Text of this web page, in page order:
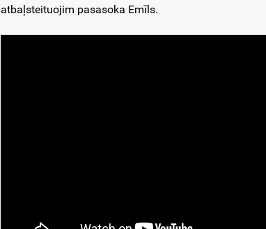
atbaļsteituojim pasasoka Emīls.